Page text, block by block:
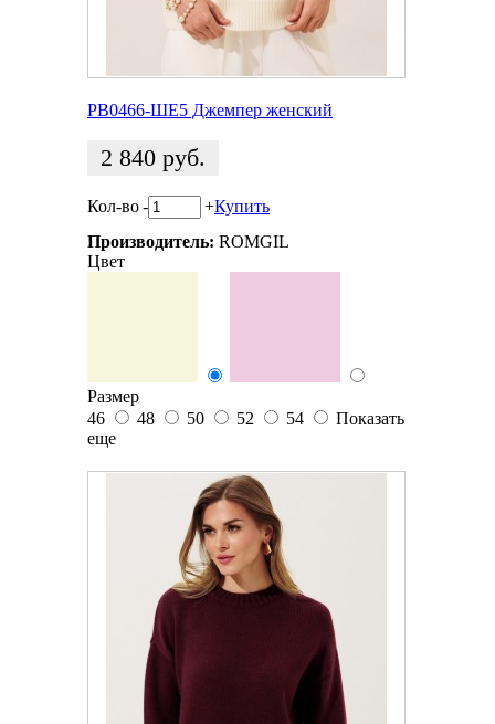
РВ0466-ШЕ5 Джемпер женский
2 840 руб.
Кол-во- +Купить
Производитель: ROMGIL
Цвет
Размер
46
48 50 52 54
Показать
еще